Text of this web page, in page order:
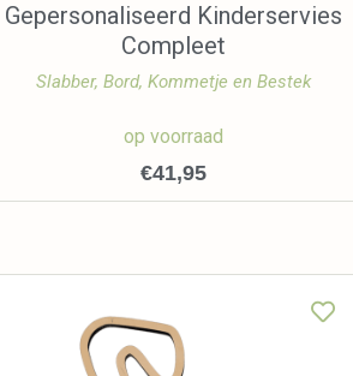
Gepersonaliseerd Kinderservies
Compleet
Slabber, Bord, Kommetje en Bestek
op voorraad
€41,95